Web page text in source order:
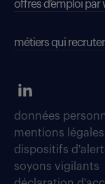
offres d’emploi par
métiers qui
données
mentions légales
dispositifs
soyons vigilants